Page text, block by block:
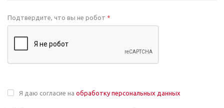
Подтвердите, что вы не робот *
Я даю согласие на обработку персональных данных